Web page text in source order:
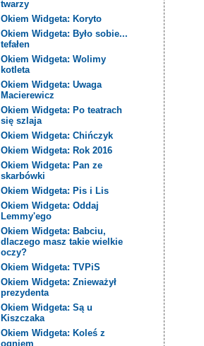
twarzy
Okiem Widgeta: Koryto
Okiem Widgeta: Było sobie...
tefałen
Okiem Widgeta: Wolimy
kotleta
Okiem Widgeta: Uwaga
Macierewicz
Okiem Widgeta: Po teatrach
się szlaja
Okiem Widgeta: Chińczyk
Okiem Widgeta: Rok 2016
Okiem Widgeta: Pan ze
skarbówki
Okiem Widgeta: Pis i Lis
Okiem Widgeta: Oddaj
Lemmy'ego
Okiem Widgeta: Babciu,
dlaczego masz takie wielkie
oczy?
Okiem Widgeta: TVPiS
Okiem Widgeta: Znieważył
prezydenta
Okiem Widgeta: Są u
Kiszczaka
Okiem Widgeta: Koleś z
ogniem